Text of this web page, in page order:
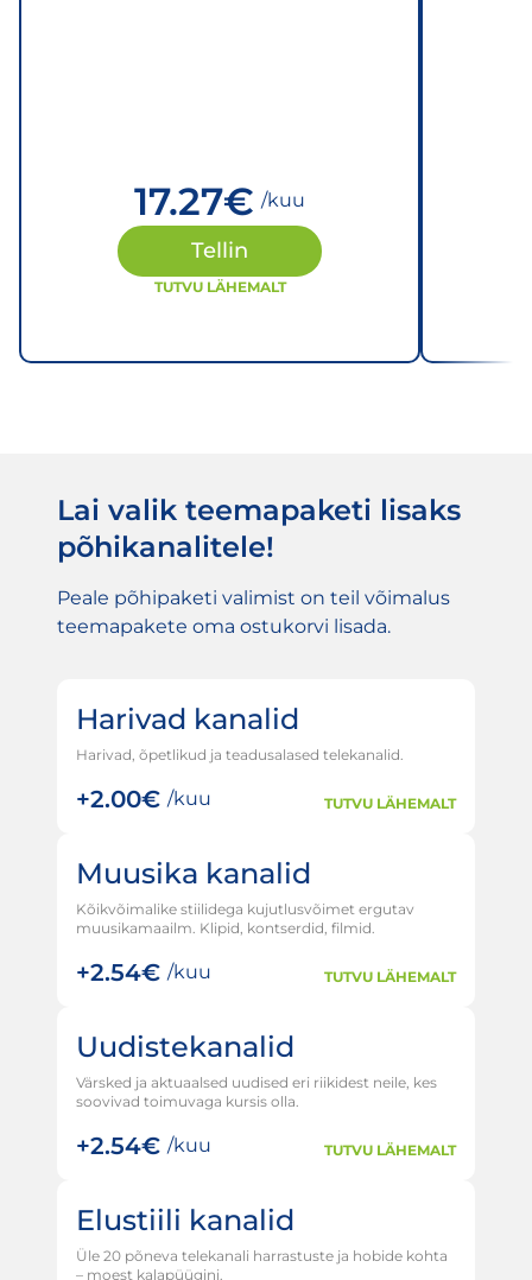
17.27€ /kuu
Tellin
TUTVU LÄHEMALT
Lai valik teemapaketi lisaks
põhikanalitele!
Peale põhipaketi valimist on teil võimalus
teemapakete oma ostukorvi lisada.
Harivad kanalid
Harivad, õpetlikud ja teadusalased telekanalid.
+2.00€ /kuu TUTVU LÄHEMALT
Muusika kanalid
Kõikvõimalike stiilidega kujutlusvõimet ergutav
muusikamaailm. Klipid, kontserdid, filmid.
+2.54€ /kuu TUTVU LÄHEMALT
Uudistekanalid
Värsked ja aktuaalsed uudised eri riikidest neile, kes
soovivad toimuvaga kursis olla.
+2.54€ /kuu TUTVU LÄHEMALT
Elustiili kanalid
Üle 20 põneva telekanali harrastuste ja hobide kohta
– moest kalapüügini.